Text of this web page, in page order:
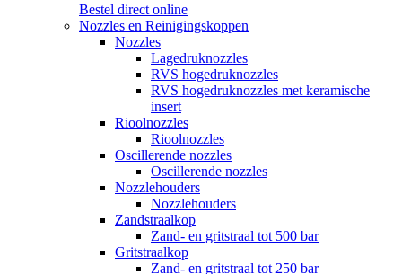
Bestel direct online
Nozzles en Reinigingskoppen
Nozzles
Lagedruknozzles
RVS hogedruknozzles
RVS hogedruknozzles met keramische
insert
Rioolnozzles
Rioolnozzles
Oscillerende nozzles
Oscillerende nozzles
Nozzlehouders
Nozzlehouders
Zandstraalkop
Zand- en gritstraal tot 500 bar
Gritstraalkop
Zand- en gritstraal tot 250 bar